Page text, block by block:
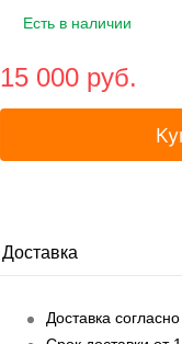
Есть в наличии
15 000 pуб.
Доставка
Доставка